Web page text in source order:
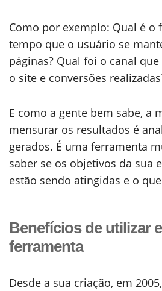
Como por exemplo: Qual é o
tempo que o usuário se
páginas? Qual foi o canal
o site e conversões
E como a gente bem sabe, a
mensurar os resultados é
gerados. É uma ferramenta
saber se os objetivos da sua
estão sendo atingidas e o
Benefícios de utilizar
ferramenta
Desde a sua criação, em